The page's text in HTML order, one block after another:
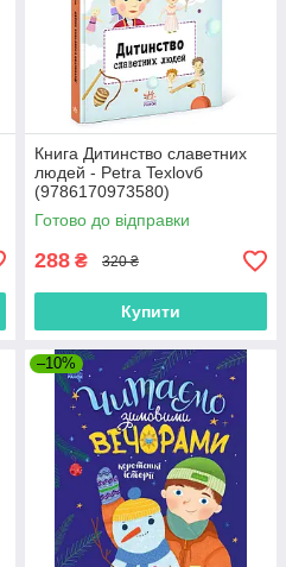
Книга Дитинство славетних
людей - Petra Texlovб
(9786170973580)
Готово до відправки
288 ₴ 320 ₴
Купити
–10%